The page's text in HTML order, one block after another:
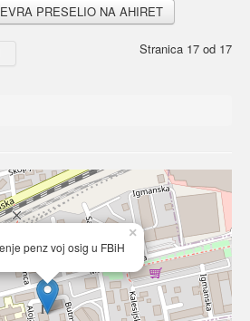
PRESELIO NA AHIRET
Stranica 17 od 17
penz voj osig u FBiH
×